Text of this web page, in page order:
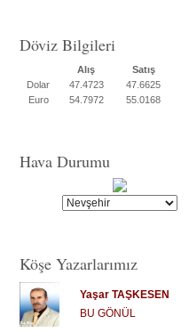
Döviz Bilgileri
Alış
Satış
Dolar
47.4723
47.6625
Euro
54.7972 55.0168
Hava Durumu
Köşe Yazarlarımız
Yaşar TAŞKESEN
BU GÖNÜL